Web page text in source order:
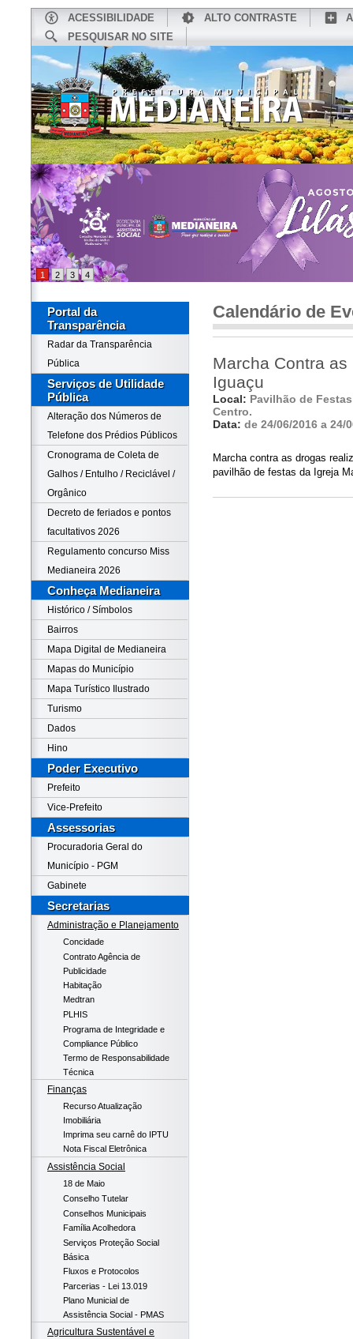
ACESSIBILIDADE ALTO CONTRASTE
PESQUISAR NO SITE
CONHEÇA MEDIANEIRA
1 2 3 4
Portal da
Transparência
Radar da Transparência
Pública
Serviços de Utilidade
Pública
Alteração dos Números de
Telefone dos Prédios Públicos
Cronograma de Coleta de
Galhos / Entulho / Reciclável /
Orgânico
Decreto de feriados e pontos
facultativos 2026
Regulamento concurso Miss
Medianeira 2026
Conheça Medianeira
Histórico / Símbolos
Bairros
Mapa Digital de Medianeira
Mapas do Município
Mapa Turístico Ilustrado
Turismo
Dados
Hino
Poder Executivo
Prefeito
Vice-Prefeito
Assessorias
Procuradoria Geral do
Município - PGM
Gabinete
Secretarias
Administração e Planejamento
Concidade
Contrato Agência de
Publicidade
Habitação
Medtran
PLHIS
Programa de Integridade e
Compliance Público
Termo de Responsabilidade
Técnica
Finanças
Recurso Atualização
Imobiliária
Imprima seu carnê do IPTU
Nota Fiscal Eletrônica
Assistência Social
18 de Maio
Conselho Tutelar
Conselhos Municipais
Família Acolhedora
Serviços Proteção Social
Básica
Fluxos e Protocolos
Parcerias - Lei 13.019
Plano Municial de
Assistência Social - PMAS
Agricultura Sustentável e
Calendário de
Marcha Contra
Iguaçu
Local: Pavilhão de
Centro.
Data: de 24/06/2016 a 24/
Marcha contra as drogas
pavilhão de festas da Igreja